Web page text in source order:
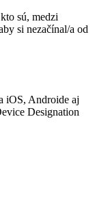
sú, medzi
si nezačínal/a od
iOS, Androide aj
Designation